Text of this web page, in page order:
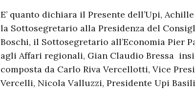
E’ quanto dichiara il Presente dell’Upi,
la Sottosegretario alla Presidenza del
Boschi, il Sottosegretario all’Economia Pier
agli Affari regionali, Gian Claudio Bressa
composta da Carlo Riva Vercellotti, Vice
Vercelli, Nicola Valluzzi, Presidente Upi